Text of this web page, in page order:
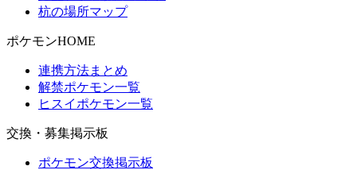
杭の場所マップ
ポケモンHOME
連携方法まとめ
解禁ポケモン一覧
ヒスイポケモン一覧
交換・募集掲示板
ポケモン交換掲示板